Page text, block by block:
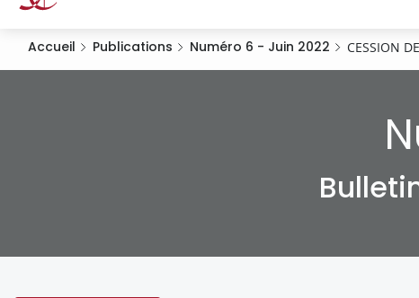
Accueil Publications Numéro 6 - Juin 2022 CESSION